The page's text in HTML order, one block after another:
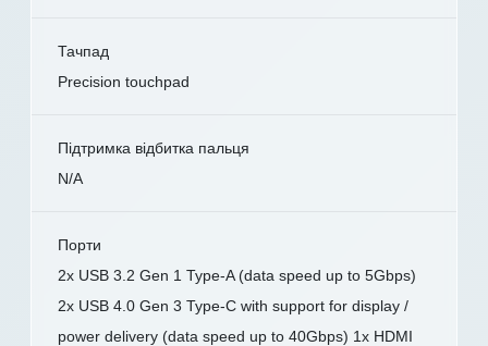
Тачпад
Precision touchpad
Підтримка відбитка пальця
N/A
Порти
2x USB 3.2 Gen 1 Type-A (data speed up to 5Gbps)
2x USB 4.0 Gen 3 Type-C with support for display /
power delivery (data speed up to 40Gbps) 1x HDMI